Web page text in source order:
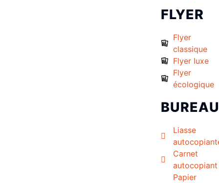
FLYER
Flyer
classique
Flyer luxe
Flyer
écologique
BUREAU
Liasse
Carnet
autocopiant
Papier